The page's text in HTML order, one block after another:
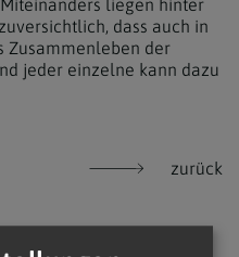
liegen hinter
dass auch in
Zusammenleben der
jeder einzelne kann dazu
zurück